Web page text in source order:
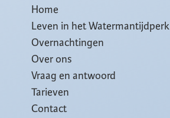
Home
Leven in het Watermantijdperk
Overnachtingen
Over ons
Vraag en antwoord
Tarieven
Contact